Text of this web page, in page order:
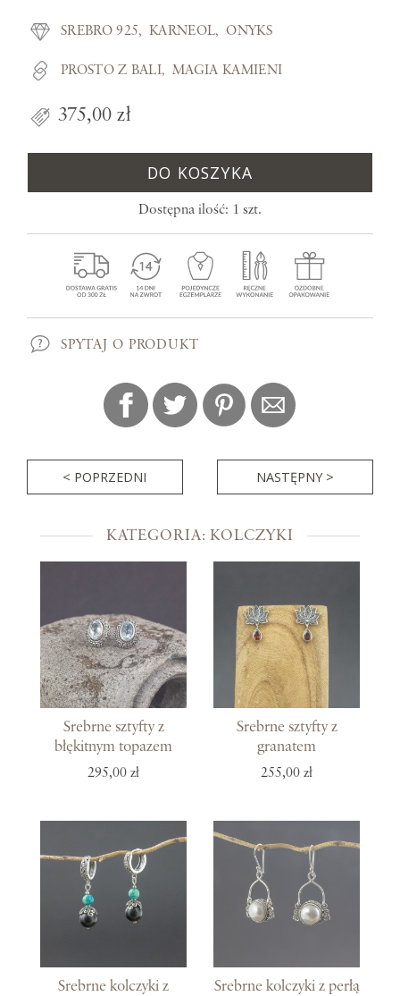
SREBRO 925 KARNEOL ONYKS
PROSTO Z BALI MAGIA KAMIENI
375,00 zł
DO KOSZYKA
Dostępna ilość: 1 szt.
SPYTAJ O PRODUKT
< POPRZEDNI NASTĘPNY >
KATEGORIA: KOLCZYKI
Srebrne sztyfty z
błękitnym topazem
295,00 zł
Srebrne sztyfty z
granatem
255,00 zł
Srebrne kolczyki z
Srebrne kolczyki z perłą